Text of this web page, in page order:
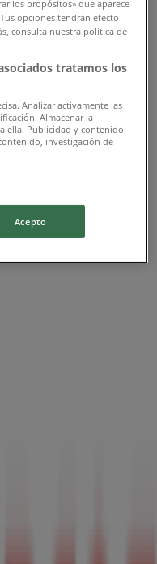
los propósitos» que aparece
opciones tendrán efecto
consulta nuestra política de
tratamos los
Analizar activamente las
Almacenar la
ella. Publicidad y contenido
investigación de
Acepto